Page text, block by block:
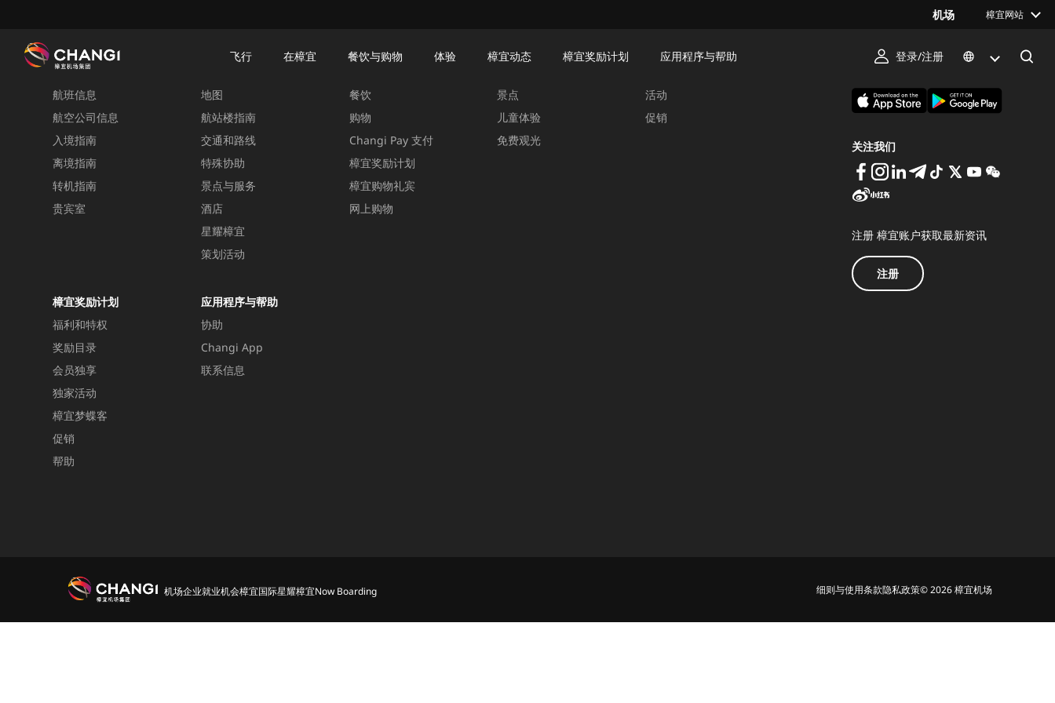
机场 樟宜网站
飞行 在樟宜 餐饮与购物 体验 樟宜动态 樟宜奖励计划 应用程序与帮助 登录/注册
飞行
航班信息
航空公司信息
入境指南
离境指南
转机指南
贵宾室
地图
航站楼指南
交通和路线
特殊协助
景点与服务
酒店
星耀樟宜
策划活动
餐饮
购物
Changi Pay 支付
樟宜奖励计划
樟宜购物礼宾
网上购物
景点
儿童体验
免费观光
活动
促销
樟宜奖励计划
福利和特权
奖励目录
会员独享
独家活动
樟宜梦蝶客
促销
帮助
应用程序与帮助
协助
Changi App
联系信息
关注我们
注册 樟宜账户获取最新资讯
注册
机场企业就业机会樟宜国际星耀樟宜Now Boarding 细则与使用条款隐私政策© 2026 樟宜机场